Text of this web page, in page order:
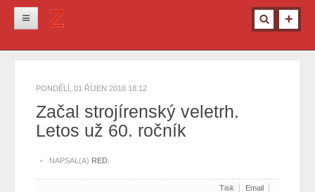
Kultura
Info z města
Ostatní
PONDĚLÍ, 01 ŘÍJEN 2018 18:12
Začal strojírenský veletrh.
Letos už 60. ročník
NAPSAL(A) RED.
Tisk Email